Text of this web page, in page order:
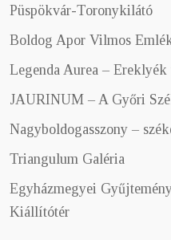
Püspökvár-Toronykilátó
Boldog Apor Vilmos
Legenda Aurea – Ereklyék
JAURINUM – A Győri
Nagyboldogasszony –
Triangulum Galéria
Egyházmegyei
Kiállítótér